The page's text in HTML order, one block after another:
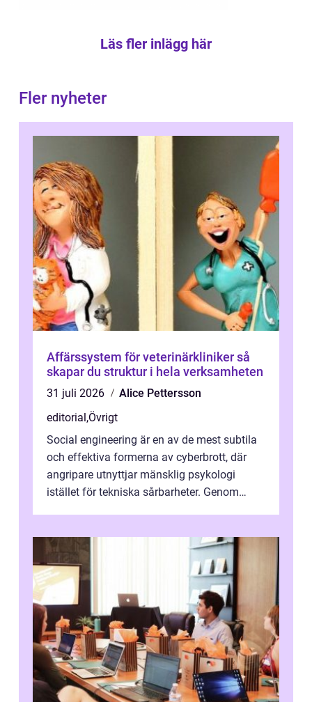
Läs fler inlägg här
Fler nyheter
Affärssystem för veterinärkliniker så
skapar du struktur i hela verksamheten
31 juli 2026
Alice Pettersson
editorial,Övrigt
Social engineering är en av de mest subtila
och effektiva formerna av cyberbrott, där
angripare utnyttjar mänsklig psykologi
istället för tekniska sårbarheter. Genom